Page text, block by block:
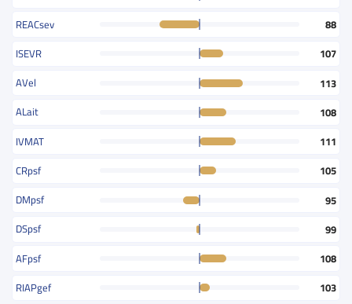
REACsev
88
ISEVR
107
AVel
113
ALait
108
IVMAT
111
CRpsf
105
DMpsf
95
DSpsf
99
AFpsf
108
RIAPgef
103